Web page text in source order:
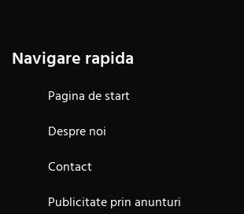
Navigare rapida
Pagina de start
Despre noi
Contact
Publicitate prin anunturi